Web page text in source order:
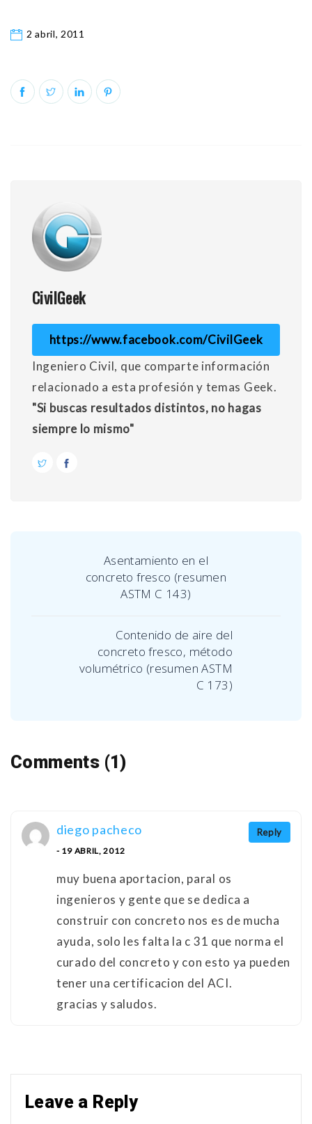
2 abril, 2011
CivilGeek
https://www.facebook.com/CivilGeek
Ingeniero Civil, que comparte información
relacionado a esta profesión y temas Geek.
"Si buscas resultados distintos, no hagas
siempre lo mismo"
Asentamiento en el
concreto fresco (resumen
ASTM C 143)
Contenido de aire del
concreto fresco, método
volumétrico (resumen ASTM
C 173)
Comments (1)
Reply
diego pacheco
- 19 ABRIL, 2012
muy buena aportacion, paral os
ingenieros y gente que se dedica a
construir con concreto nos es de mucha
ayuda, solo les falta la c 31 que norma el
curado del concreto y con esto ya pueden
tener una certificacion del ACI.
gracias y saludos.
Leave a Reply